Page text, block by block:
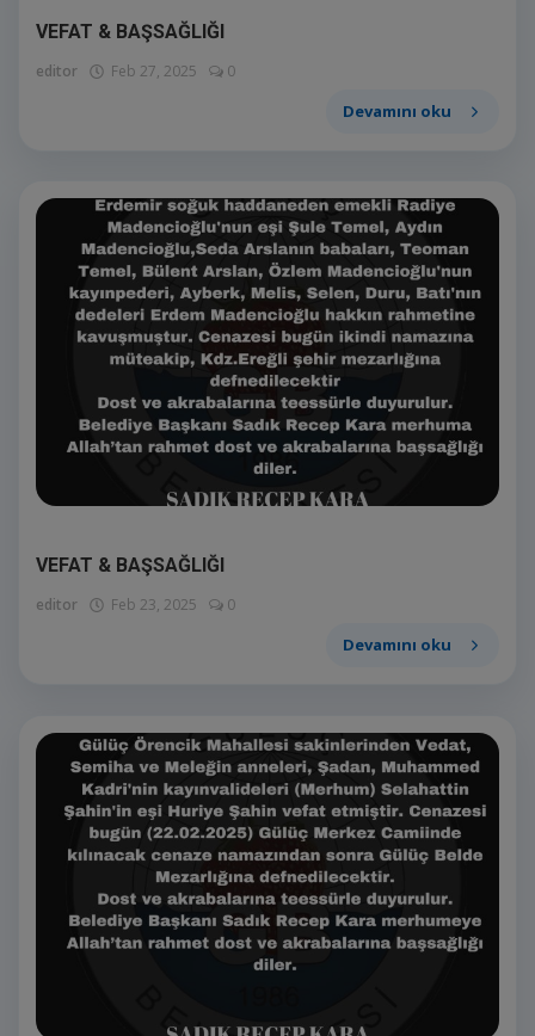
VEFAT & BAŞSAĞLIĞI
editor Feb 27, 2025 0
Devamını oku
VEFAT & BAŞSAĞLIĞI
editor Feb 23, 2025 0
Devamını oku